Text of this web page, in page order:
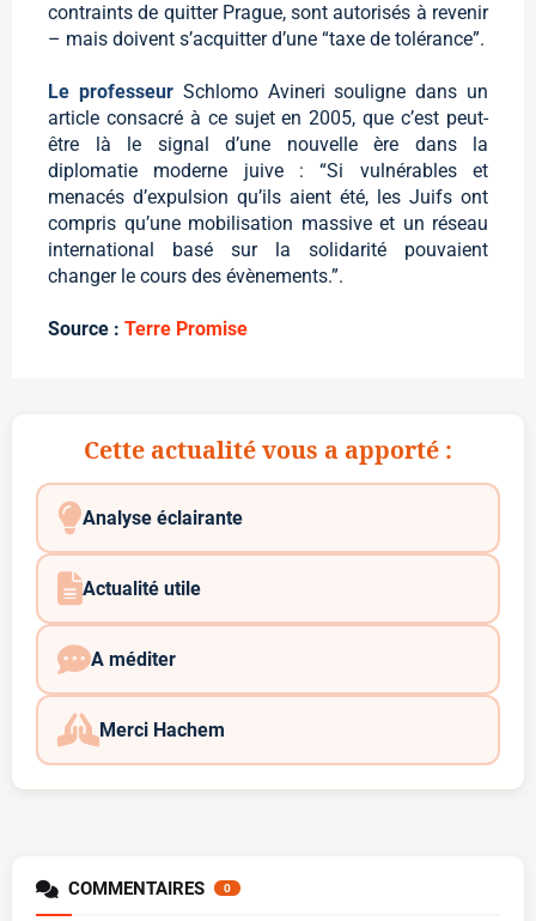
contraints de quitter Prague, sont autorisés à revenir
– mais doivent s’acquitter d’une “taxe de tolérance”.
Le professeur Schlomo Avineri souligne dans un
article consacré à ce sujet en 2005, que c’est peut-
être là le signal d’une nouvelle ère dans la
diplomatie moderne juive : “Si vulnérables et
menacés d’expulsion qu’ils aient été, les Juifs ont
compris qu’une mobilisation massive et un réseau
international basé sur la solidarité pouvaient
changer le cours des évènements.”.
Source : Terre Promise
Cette actualité vous a apporté :
Analyse éclairante
Actualité utile
A méditer
Merci Hachem
COMMENTAIRES 0